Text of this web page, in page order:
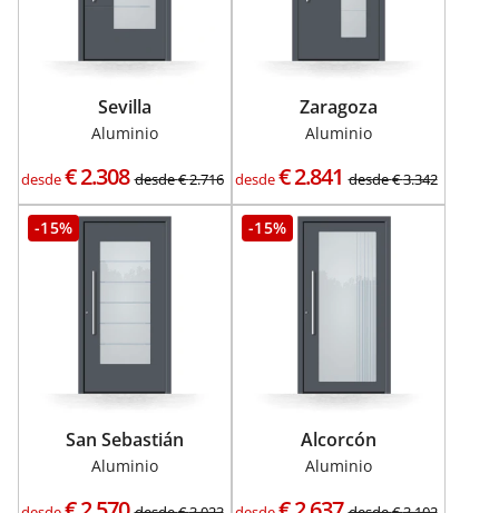
Sevilla
Aluminio
desde€2.308 desde€2.716
Zaragoza
Aluminio
desde€2.841 desde€3.342
-15%
San Sebastián
Aluminio
-15%
Alcorcón
Aluminio